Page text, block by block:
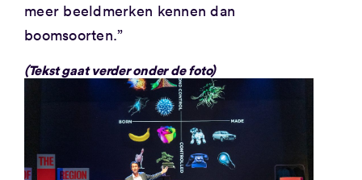
meer beeldmerken kennen dan
boomsoorten.”
(Tekst gaat verder onder de foto)